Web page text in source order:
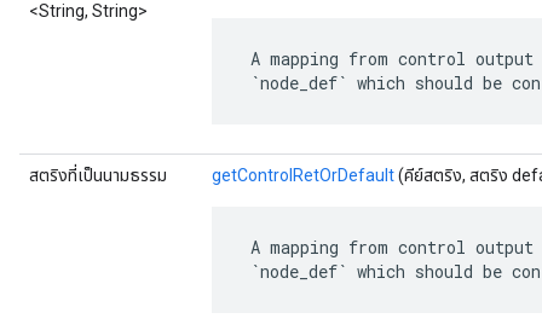
<String, String>
A mapping from control
`node_def` which should be
สตริงที่เป็นนามธรรม getControlRetOrDefault(คีย์สตริง, สตริง
A mapping from control
`node_def` which should be